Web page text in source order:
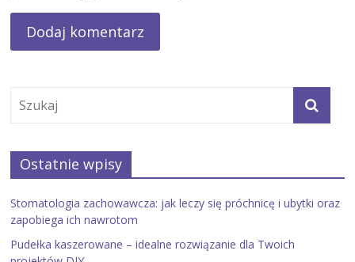
Ostatnie wpisy
Stomatologia zachowawcza: jak leczy się próchnicę i ubytki oraz
zapobiega ich nawrotom
Pudełka kaszerowane – idealne rozwiązanie dla Twoich